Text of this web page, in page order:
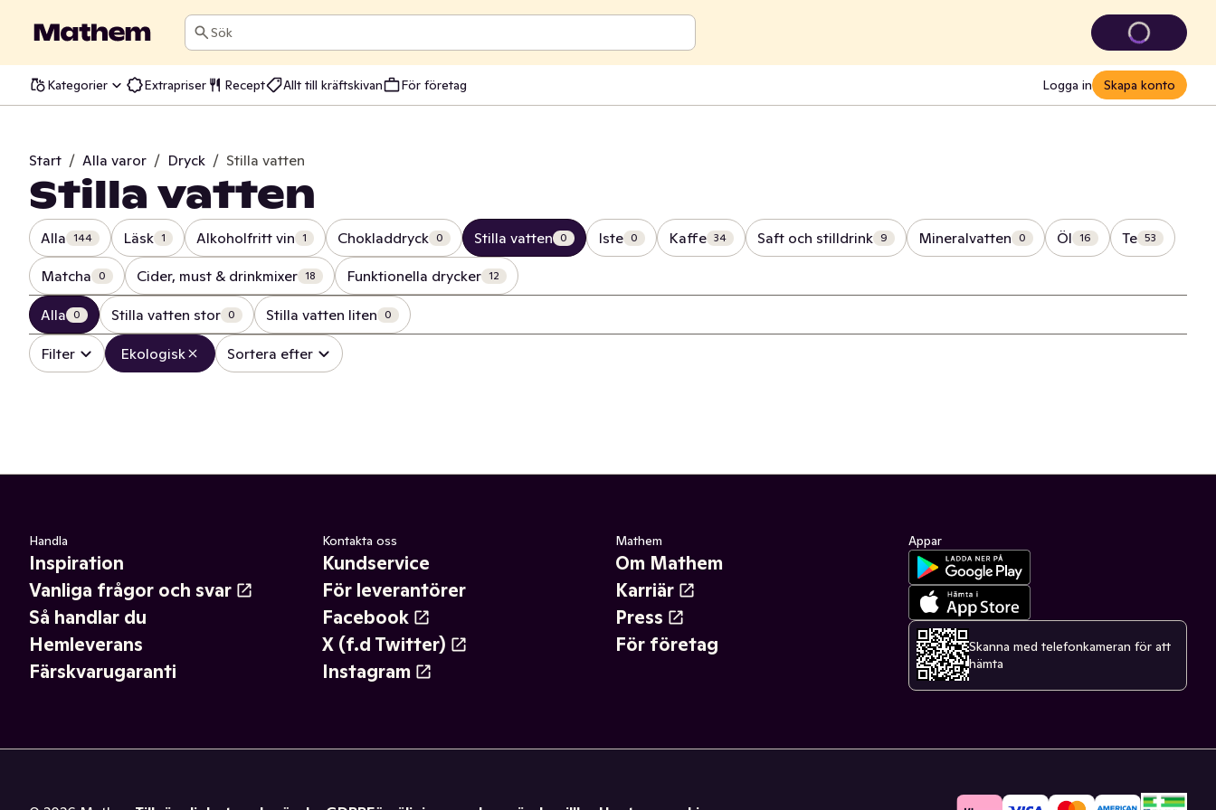
Sök
Kategorier Extrapriser Recept Allt till kräftskivan För företag Logga in Skapa konto
Start / Alla varor / Dryck / Stilla vatten
Stilla vatten
Alla 144 Läsk 1 Alkoholfritt vin 1 Chokladdryck 0 Stilla vatten 0 Iste 0 Kaffe 34 Saft och stilldrink 9 Mineralvatten 0 Öl 16 Te 53
Matcha 0 Cider, must & drinkmixer 18 Funktionella drycker 12
Alla 0 Stilla vatten stor 0 Stilla vatten liten 0
Filter Sortera efter
Ekologisk
Handla
Inspiration
Vanliga frågor och svar
Så handlar du
Hemleverans
Färskvarugaranti
Kontakta oss
Kundservice
För leverantörer
Facebook
X (f.d Twitter)
Instagram
Mathem
Om Mathem
Karriär
Press
För företag
Appar
Skanna med telefonkameran för att
hämta